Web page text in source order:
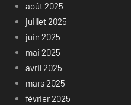
août 2025
juillet 2025
juin 2025
mai 2025
avril 2025
mars 2025
février 2025